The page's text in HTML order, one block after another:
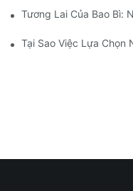
Tương Lai Của Bao Bì:
Tại Sao Việc Lựa Chọn